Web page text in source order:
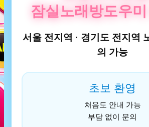
잠실노래방도우
서울 전지역 · 경기도 전지역
의 가능
초보 환영
처음도 안내 가능
부담 없이 문의